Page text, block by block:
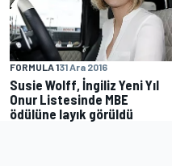
FORMULA 131 Ara 2016
Susie Wolff, İngiliz Yeni Yıl
Onur Listesinde MBE
ödülüne layık görüldü